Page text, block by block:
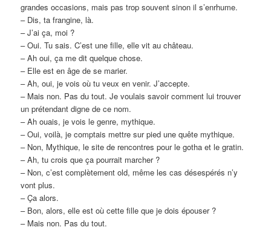
grandes occasions, mais pas trop souvent sinon il s’enrhume.
– Dis, ta frangine, là.
– J’ai ça, moi ?
– Oui. Tu sais. C’est une fille, elle vit au château.
– Ah oui, ça me dit quelque chose.
– Elle est en âge de se marier.
– Ah, oui, je vois où tu veux en venir. J’accepte.
– Mais non. Pas du tout. Je voulais savoir comment lui trouver
un prétendant digne de ce nom.
– Ah ouais, je vois le genre, mythique.
– Oui, voilà, je comptais mettre sur pied une quête mythique.
– Non, Mythique, le site de rencontres pour le gotha et le gratin.
– Ah, tu crois que ça pourrait marcher ?
– Non, c’est complètement old, même les cas désespérés n’y
vont plus.
– Ça alors.
– Bon, alors, elle est où cette fille que je dois épouser ?
– Mais non. Pas du tout.